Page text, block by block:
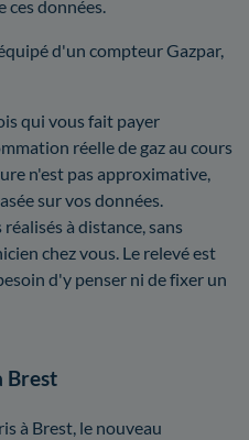
ces données.
d'un compteur Gazpar,
qui vous fait payer
réelle de gaz au cours
n'est pas approximative,
sur vos données.
à distance, sans
chez vous. Le relevé est
d'y penser ni de fixer un
Brest
à Brest, le nouveau